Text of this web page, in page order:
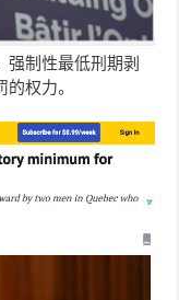
强制性最低刑期剥
权力。